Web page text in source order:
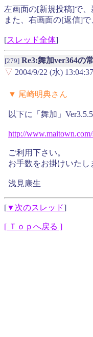
左画面の[新規投稿]で、
また、右画面の[返信]で
[スレッド全体]
[279] Re3:舞加ver364の
▽ 2004/9/22 (水) 13:04:37
▼ 尾崎明典さん
以下に「舞加」
http://www.maitown.com/
ご利用下さい。
お手数をお掛けいたし
浅見康生
[▼次のスレッド]
[ Ｔｏｐへ戻る ]